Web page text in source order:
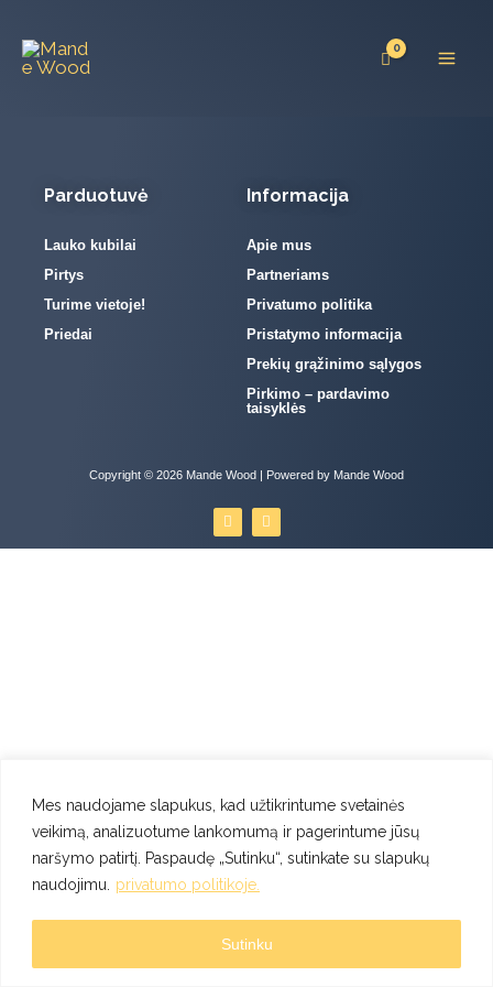
Mes naudojame slapukus, kad užtikrintume svetainės
veikimą, analizuotume lankomumą ir pagerintume jūsų
naršymo patirtį. Paspaudę „Sutinku“, sutinkate su slapukų
naudojimu.
privatumo politikoje.
Sutinku
prie
turinio
Parduotuvė
Lauko kubilai
Pirtys
Turime vietoje!
Priedai
Informacija
Apie mus
Partneriams
Privatumo politika
Pristatymo informacija
Prekių grąžinimo sąlygos
Pirkimo – pardavimo
taisyklės
Copyright © 2026 Mande Wood | Powered by Mande Wood
F
a
c
I
n
s